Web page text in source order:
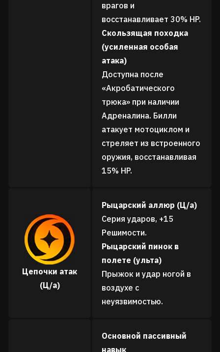
врагов и
восстанавливает 30% HP.
Скользящая походка
(усиленная особая
атака)
Доступна после
«Акробатического
трюка» при наличии
Адреналина. Билли
атакует мотоциклом и
стреляет из встроенного
оружия, восстанавливая
15% HP.
Цепочки атак
(Ц/а)
Рыцарский аллюр (Ц/а)
Серия ударов, +15
Решимости.
Рыцарский пинок в
полете (ульта)
Прыжок и удар ногой в
воздухе с
неуязвимостью.
Основной пассивный
навык